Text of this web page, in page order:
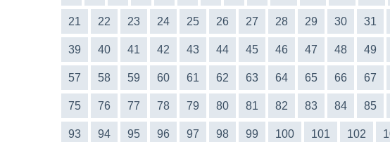
21 22 23 24 25 26 27 28 29 30 31
39 40 41 42 43 44 45 46 47 48 49
57 58 59 60 61 62 63 64 65 66 67
75 76 77 78 79 80 81 82 83 84 85
93 94 95 96 97 98 99 100 101 102